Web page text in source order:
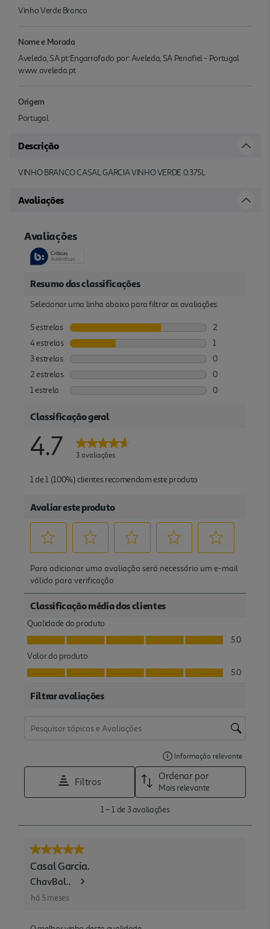
Vinho Verde Branco
Nome e Morada
Aveleda, SA pt:Engarrafado por: Aveleda, SA Penafiel - Portugal
www.aveleda.pt
Origem
Portugal
Descrição
VINHO BRANCO CASAL GARCIA VINHO VERDE 0.375L
Avaliações